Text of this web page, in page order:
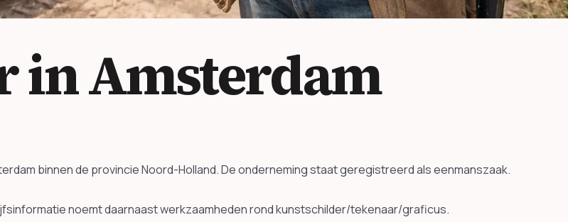
in Amsterdam
binnen de provincie Noord-Holland. De onderneming staat geregistreerd als eenmanszaak.
noemt daarnaast werkzaamheden rond kunstschilder/tekenaar/graficus.